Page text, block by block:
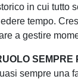
in cui tutto
tempo.
a gestire
SEMPRE
sempre una